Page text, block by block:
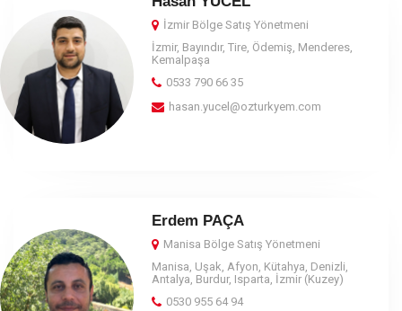
İzmir Bölge Satış Yönetmeni
İzmir, Bayındır, Tire, Ödemiş, Menderes,
Kemalpaşa
0533 790 66 35
hasan.yucel@ozturkyem.com
Erdem PAÇA
Manisa Bölge Satış Yönetmeni
Manisa, Uşak, Afyon, Kütahya, Denizli,
Antalya, Burdur, Isparta, İzmir (Kuzey)
0530 955 64 94